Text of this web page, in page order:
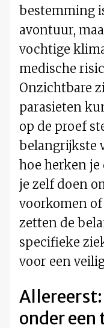
bestemming
avontuur,
vochtige
medische
Onzichtbare
parasieten
op de proef
belangrijkste
hoe herken
je zelf doen
voorkomen of
zetten de
specifieke
voor een
onder een